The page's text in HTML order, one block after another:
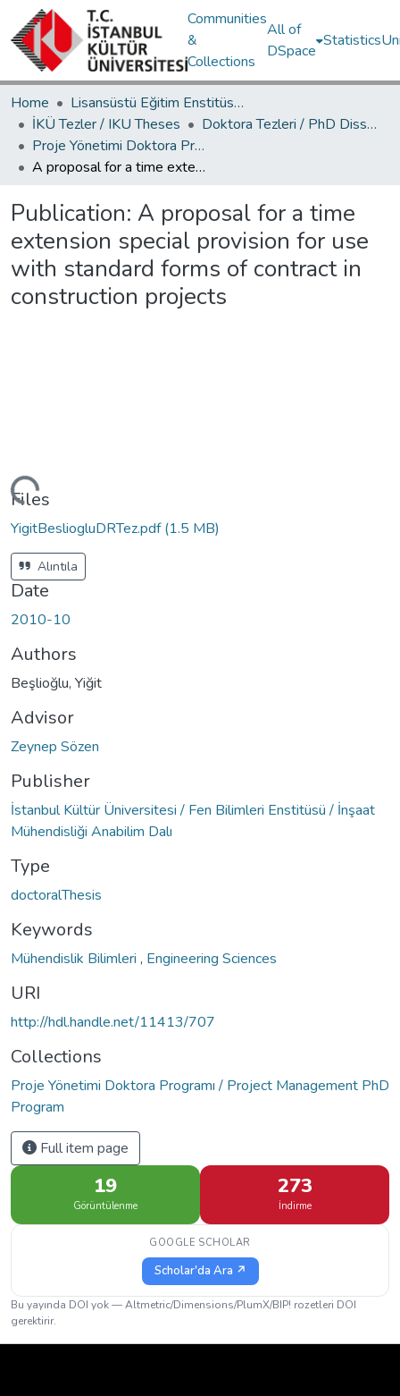
Communities
&
Collections
All of
DSpace
Statistics
Home
Lisansüstü Eğitim Enstitüsü / Postgraduate Education Institute
İKÜ Tezler / IKU Theses
Doktora Tezleri / PhD Dissertations
Proje Yönetimi Doktora Programı / Project Management PhD Program
A proposal for a time extension special provision for use with standard forms of contract in construction projects
Publication: A proposal for a time
extension special provision for use
with standard forms of contract in
construction projects
Files
YigitBesliogluDRTez.pdf(1.5 MB)
Alıntıla
Date
2010-10
Authors
Beşlioğlu, Yiğit
Advisor
Zeynep Sözen
Publisher
İstanbul Kültür Üniversitesi / Fen Bilimleri Enstitüsü / İnşaat
Mühendisliği Anabilim Dalı
Type
doctoralThesis
Keywords
Mühendislik Bilimleri , Engineering Sciences
URI
http://hdl.handle.net/11413/707
Collections
Proje Yönetimi Doktora Programı / Project Management PhD
Program
Full item page
19
Görüntülenme
273
İndirme
GOOGLE SCHOLAR
Scholar'da Ara ↗
Bu yayında DOI yok — Altmetric/Dimensions/PlumX/BIP! rozetleri DOI
gerektirir.